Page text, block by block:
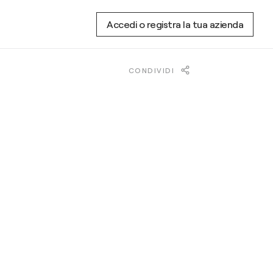
Accedi o registra la tua azienda
CONDIVIDI